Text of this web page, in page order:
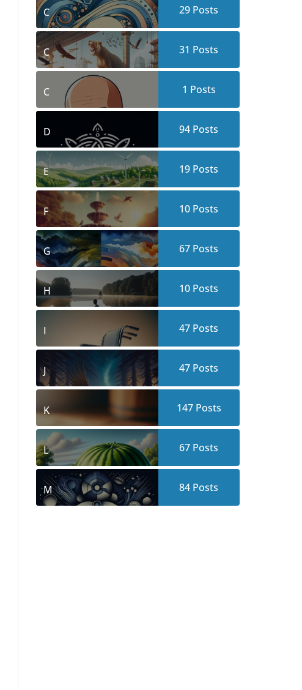
C 29 Posts
C 31 Posts
C 1 Posts
D 94 Posts
E 19 Posts
F 10 Posts
G 67 Posts
H 10 Posts
I 47 Posts
J 47 Posts
K 147Posts
L 67 Posts
M 84 Posts